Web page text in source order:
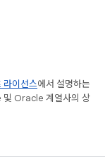
라이선스에서 설명하는
및 Oracle 계열사의 상